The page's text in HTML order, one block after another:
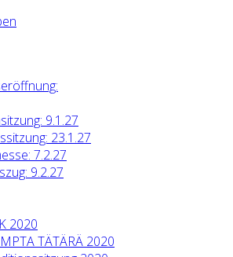
9.1.27
23.1.27
7.2.27
9.2.27
2020
TÄTÄRÄ 2020